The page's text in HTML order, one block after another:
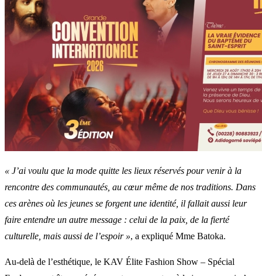
« J’ai voulu que la mode quitte les lieux réservés pour venir à la
rencontre des communautés, au cœur même de nos traditions. Dans
ces arènes où les jeunes se forgent une identité, il fallait aussi leur
faire entendre un autre message : celui de la paix, de la fierté
culturelle, mais aussi de l’espoir », a expliqué Mme Batoka.
Au-delà de l’esthétique, le KAV Élite Fashion Show – Spécial